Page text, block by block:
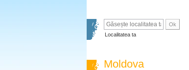
Localitatea ta
Moldova